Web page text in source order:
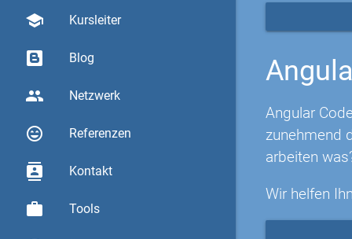
school Kursleiter
Blog
group Netzwerk
sentiment_very_satisfied Referenzen
contacts Kontakt
work Tools
Angular
zunehmend
arbeiten
Wir helfen